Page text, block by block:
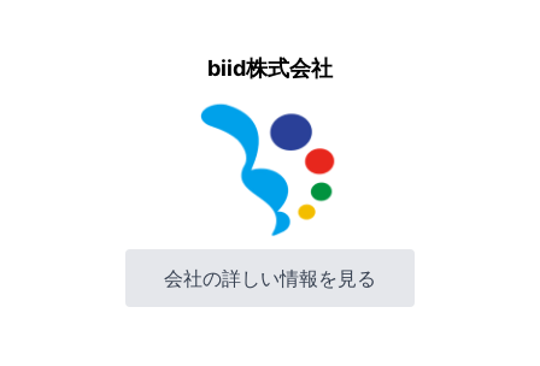
biid株式会社
会社の詳しい情報を見る